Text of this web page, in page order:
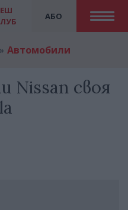
АБО
Автомобили
Nissan своя